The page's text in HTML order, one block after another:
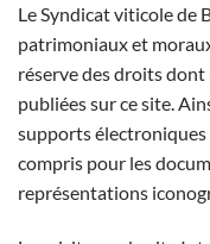
Le Syndicat viticole de
patrimoniaux et
réserve des droits
publiées sur ce site.
supports électroniques
compris pour les
représentations